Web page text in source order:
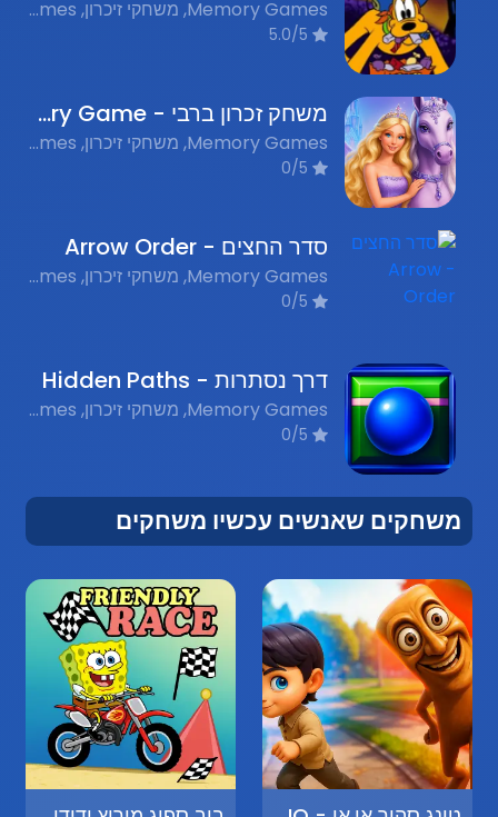
Memory Games, משחקי זיכרון, Nostalgic Flash Games, משחקי פלאש נוסטלגים
משחק זכרון ברבי - Barbie Memory Game
Memory Games, משחקי זיכרון, Flash Games, משחקי פלאש
סדר החצים - Arrow Order
Memory Games, משחקי זיכרון, Flash Nostalgia Games, משחקי פלאש נוסטלגים
דרך נסתרות - Hidden Paths
Memory Games, משחקי זיכרון, Flash Games, משחקי פלאש נוסטלגים
משחקים שאנשים עכשיו משחקים